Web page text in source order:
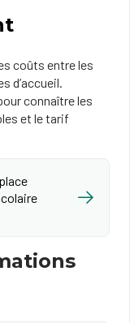
coûts entre les
d’accueil.
connaître les
et le tarif